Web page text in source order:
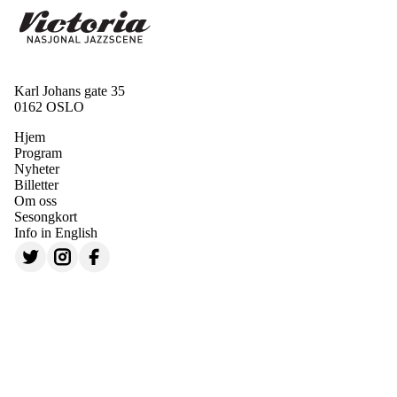
Karl Johans gate 35
0162 OSLO
Hjem
Program
Nyheter
Billetter
Om oss
Sesongkort
Info in English